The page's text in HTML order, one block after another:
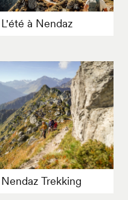
L'été à Nendaz
Nendaz Trekking